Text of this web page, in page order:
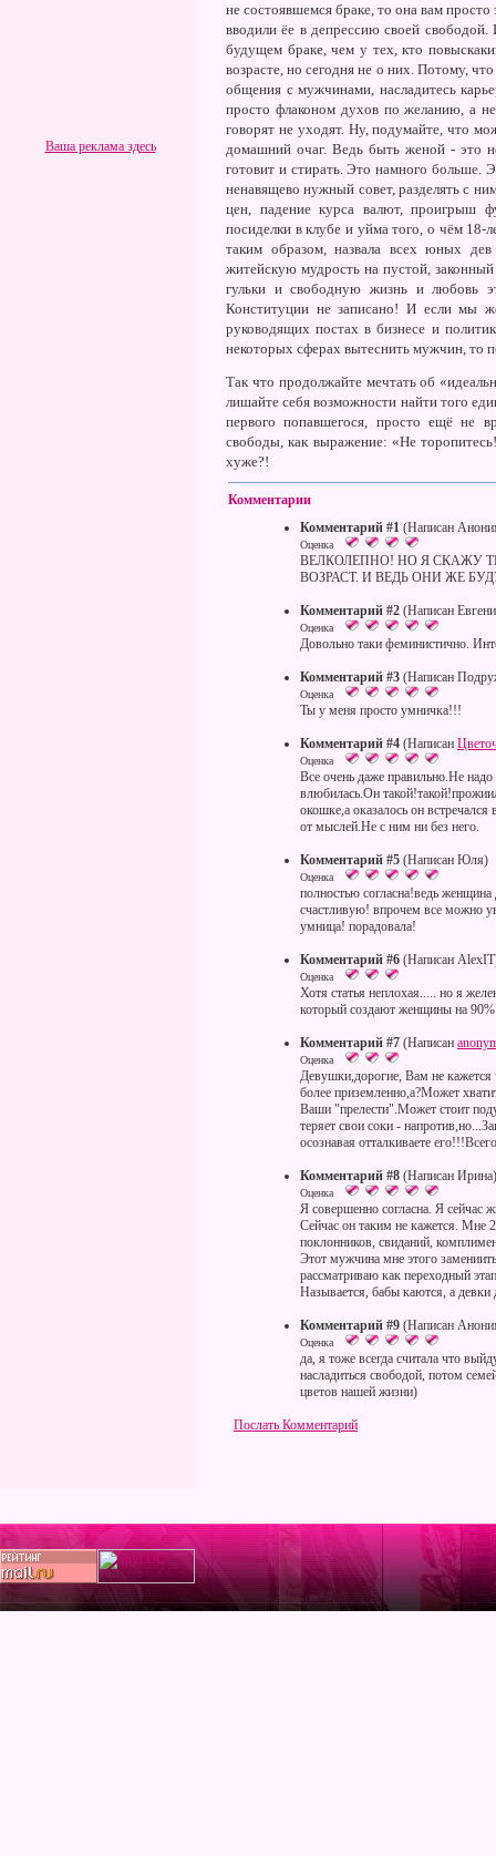
Ваша реклама здесь
не состоявшемся браке, то она вам
вводили ёе в депрессию своей
будущем браке, чем у тех, кто
возрасте, но сегодня не о них. Потому,
общения с мужчинами, насладитесь
просто флаконом духов по желанию, а
говорят не уходят. Ну, подумайте, что
домашний очаг. Ведь быть женой - это
готовит и стирать. Это намного больше.
ненавящево нужный совет, разделять с
цен, падение курса валют, проигрыш
посиделки в клубе и уйма того, о чём 18-
таким образом, назвала всех юных
житейскую мудрость на пустой,
гульки и свободную жизнь и любовь
Конституции не записано! И если мы
руководящих постах в бизнесе и
некоторых сферах вытеснить мужчин, то
Так что продолжайте мечтать об
лишайте себя возможности найти того
первого попавшегося, просто ещё не
свободы, как выражение: «Не
хуже?!
Комментарии
Комментарий #1 (Написан
Оценка
ВЕЛКОЛЕПНО! НО Я СКАЖУ
ВОЗРАСТ. И ВЕДЬ ОНИ ЖЕ
Комментарий #2 (Написан
Оценка
Довольно таки феминистично.
Комментарий #3 (Написан
Оценка
Ты у меня просто умничка!!!
Комментарий #4 (Написан
Оценка
Все очень даже правильно.Не
влюбилась.Он
окошке,а оказалось он
от мыслей.Не с ним ни без него.
Комментарий #5 (Написан Юля)
Оценка
полностью согласна!ведь
счастливую! впрочем все можно
умница! порадовала!
Комментарий #6 (Написан
Оценка
Хотя статья неплохая..... но я
который создают женщины на 90%
Комментарий #7 (Написан
Оценка
Девушки,дорогие, Вам не
более приземленно,а?Может
Ваши "прелести".Может стоит
теряет свои соки -
осознавая отталкиваете
Комментарий #8 (Написан Ирина)
Оценка
Я совершенно согласна. Я сейчас
Сейчас он таким не кажется. Мне
поклонников, свиданий,
Этот мужчина мне этого
рассматриваю как переходный
Называется, бабы каются, а
Комментарий #9 (Написан
Оценка
да, я тоже всегда считала что
насладиться свободой, потом
цветов нашей жизни)
Послать Комментарий